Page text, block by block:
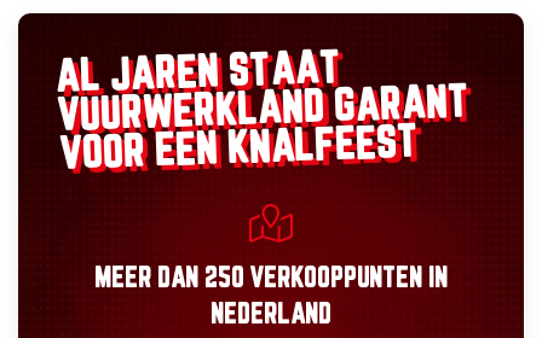
AL JAREN STAAT
VUURWERKLANDGARANT
VOOR EEN KNALFEEST
MEER DAN 250 VERKOOPPUNTEN
IN
NEDERLAND